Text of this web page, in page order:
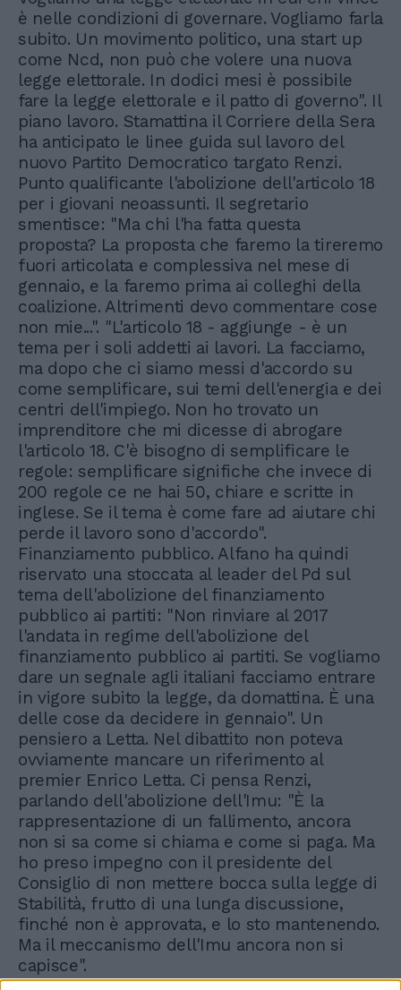
è nelle condizioni di governare. Vogliamo farla
subito. Un movimento politico, una start up
come Ncd, non può che volere una nuova
legge elettorale. In dodici mesi è possibile
fare la legge elettorale e il patto di governo". Il
piano lavoro. Stamattina il Corriere della Sera
ha anticipato le linee guida sul lavoro del
nuovo Partito Democratico targato Renzi.
Punto qualificante l'abolizione dell'articolo 18
per i giovani neoassunti. Il segretario
smentisce: "Ma chi l'ha fatta questa
proposta? La proposta che faremo la tireremo
fuori articolata e complessiva nel mese di
gennaio, e la faremo prima ai colleghi della
coalizione. Altrimenti devo commentare cose
non mie...". "L'articolo 18 - aggiunge - è un
tema per i soli addetti ai lavori. La facciamo,
ma dopo che ci siamo messi d'accordo su
come semplificare, sui temi dell'energia e dei
centri dell'impiego. Non ho trovato un
imprenditore che mi dicesse di abrogare
l'articolo 18. C'è bisogno di semplificare le
regole: semplificare significhe che invece di
200 regole ce ne hai 50, chiare e scritte in
inglese. Se il tema è come fare ad aiutare chi
perde il lavoro sono d'accordo".
Finanziamento pubblico. Alfano ha quindi
riservato una stoccata al leader del Pd sul
tema dell'abolizione del finanziamento
pubblico ai partiti: "Non rinviare al 2017
l'andata in regime dell'abolizione del
finanziamento pubblico ai partiti. Se vogliamo
dare un segnale agli italiani facciamo entrare
in vigore subito la legge, da domattina. È una
delle cose da decidere in gennaio". Un
pensiero a Letta. Nel dibattito non poteva
ovviamente mancare un riferimento al
premier Enrico Letta. Ci pensa Renzi,
parlando dell'abolizione dell'Imu: "È la
rappresentazione di un fallimento, ancora
non si sa come si chiama e come si paga. Ma
ho preso impegno con il presidente del
Consiglio di non mettere bocca sulla legge di
Stabilità, frutto di una lunga discussione,
finché non è approvata, e lo sto mantenendo.
Ma il meccanismo dell'Imu ancora non si
capisce".